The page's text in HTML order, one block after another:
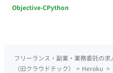
Objective-CPython
フリーランス・副業・業務委託の
（旧クラウドテック）
> Heroku >